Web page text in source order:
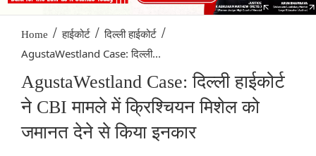
Home / हाईकोर्ट / दिल्ली हाईकोर्ट /
AgustaWestland Case: दिल्ली...
AgustaWestland Case: दिल्ली हाईकोर्ट
ने CBI मामले में क्रिश्चियन मिशेल को
जमानत देने से किया इनकार